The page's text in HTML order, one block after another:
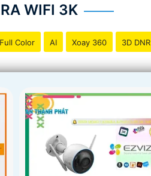
WIFI 3K
Full Color AI Xoay 360 3D DNR